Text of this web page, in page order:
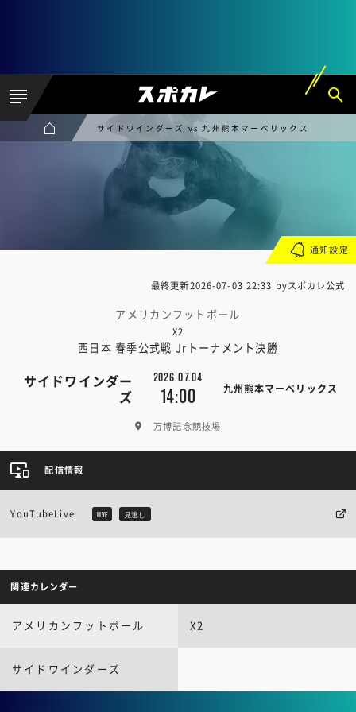
サイドワインダーズ vs 九州熊本マーベリックス
最終更新2026-07-03 22:33 byスポカレ公式
アメリカンフットボール
X2
西日本 春季公式戦 Jrトーナメント決勝
サイドワインダー
ズ
2026.07.04
14:00 九州熊本マーベリックス
万博記念競技場
通知設定
配信情報
YouTubeLive LIVE 見逃し
関連カレンダー
アメリカンフットボール X2
サイドワインダーズ